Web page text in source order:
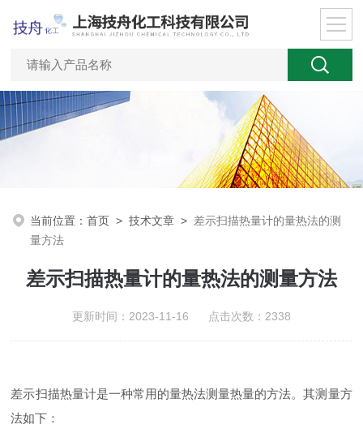
当前位置：首页 >技术文章 > 差示扫描热量计的量热法的测
量方法
差示扫描热量计的量热法的测量方法
更新时间：2023-11-16 点击次数：2338
差示扫描热量计是一种常用的量热法测量热量的方法。其测量方
法如下：